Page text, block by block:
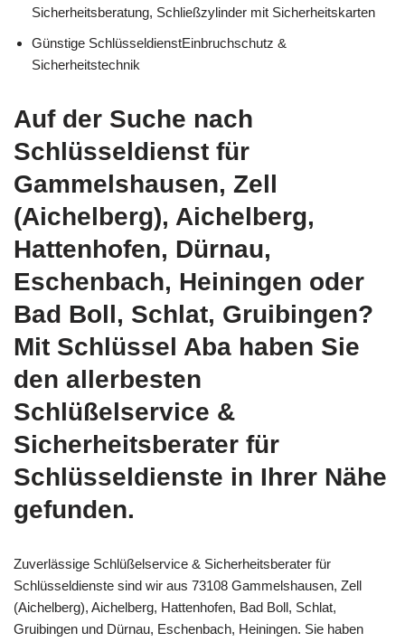
Sicherheitsberatung, Schließzylinder mit Sicherheitskarten
Günstige SchlüsseldienstEinbruchschutz &
Sicherheitstechnik
Auf der Suche nach
Schlüsseldienst für
Gammelshausen, Zell
(Aichelberg), Aichelberg,
Hattenhofen, Dürnau,
Eschenbach, Heiningen oder
Bad Boll, Schlat, Gruibingen?
Mit Schlüssel Aba haben Sie
den allerbesten
Schlüßelservice &
Sicherheitsberater für
Schlüsseldienste in Ihrer Nähe
gefunden.
Zuverlässige Schlüßelservice & Sicherheitsberater für
Schlüsseldienste sind wir aus 73108 Gammelshausen, Zell
(Aichelberg), Aichelberg, Hattenhofen, Bad Boll, Schlat,
Gruibingen und Dürnau, Eschenbach, Heiningen. Sie haben